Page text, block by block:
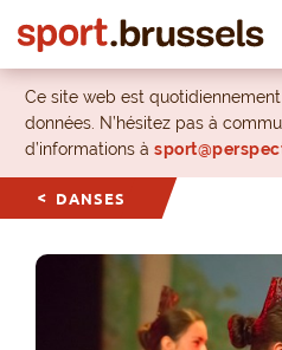
Ce site web est
données. N’hésitez pas à
d’informations à
DANSES